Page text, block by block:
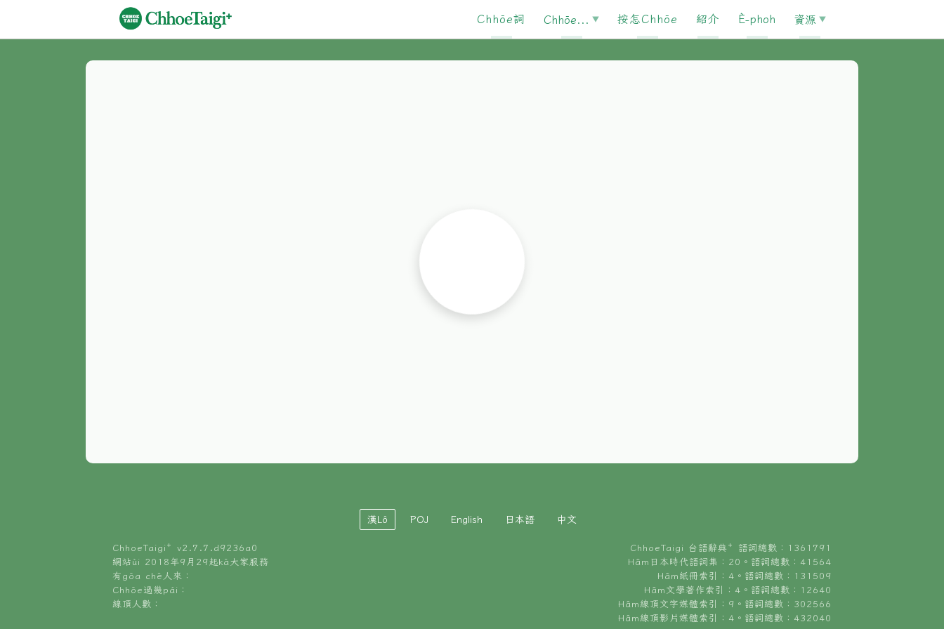
Chhōe詞 Chhōe... 按怎Chhōe 紹介 È-phoh 資源
漢Lô POJ English 日本語 中文
ChhoeTaigi⁺ v2.7.7.d9236a0
網站ùi 2018年9月29起kā大家服務
有gōa chē人來：
Chhōe過幾pái：
線頂人數：
ChhoeTaigi 台語辭典⁺ 語詞總數：1361791
Hâm日本時代語詞集：20。語詞總數：41564
Hâm紙冊索引：4。語詞總數：131509
Hâm文學著作索引：4。語詞總數：12640
Hâm線頂文字媒體索引：9。語詞總數：302566
Hâm線頂影片媒體索引：4。語詞總數：432040